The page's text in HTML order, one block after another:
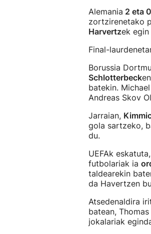
Alemania 2 eta 0
zortzirenetako
Harvertzek egin
Final-
Borussia
Schlotterbeck
batekin.
Andreas Skov
Jarraian,
gola sartzeko,
du.
UEFAk
futbolariak ia
taldearekin
da Havertzen
Atsedenaldira
batean,
jokalariak